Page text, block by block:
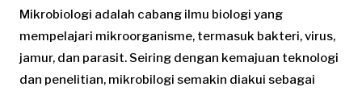
Mikrobiologi adalah cabang ilmu biologi yang
mempelajari mikroorganisme, termasuk bakteri, virus,
jamur, dan parasit. Seiring dengan kemajuan teknologi
dan penelitian, mikrobilogi semakin diakui sebagai